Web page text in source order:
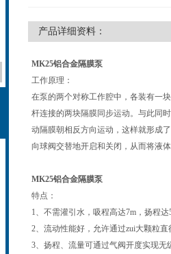
产品详细资料：
MK25铝合金隔膜泵
工作原理：
在泵的两个对称工作腔中，各装有一
杆连接的两块隔膜同步运动。与此同
动隔膜朝相反方向运动，这样就形成
向球阀交替地开启和关闭，从而将液
MK25铝合金隔膜泵
特点：
1、不需灌引水，吸程高达7m，扬程达
2、流动性能好，允许通过zui大颗粒直
3、扬程、流量可通过气阀开度实现无